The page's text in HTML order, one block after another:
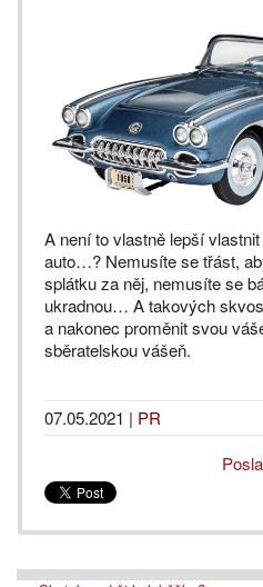
A není to vlastně lepší
auto…? Nemusíte se třást,
splátku za něj, nemusíte se
ukradnou… A takových
a nakonec proměnit svou
sběratelskou vášeň.
07.05.2021 | PR